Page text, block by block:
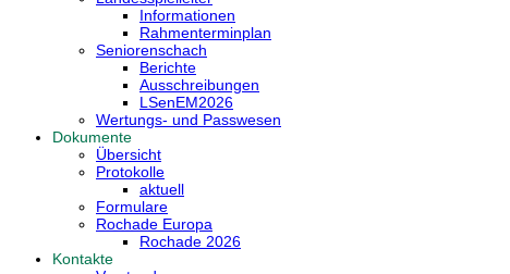
Informationen
Rahmenterminplan
Seniorenschach
Berichte
Ausschreibungen
LSenEM2026
Wertungs- und Passwesen
Dokumente
Übersicht
Protokolle
aktuell
Formulare
Rochade Europa
Rochade 2026
Kontakte